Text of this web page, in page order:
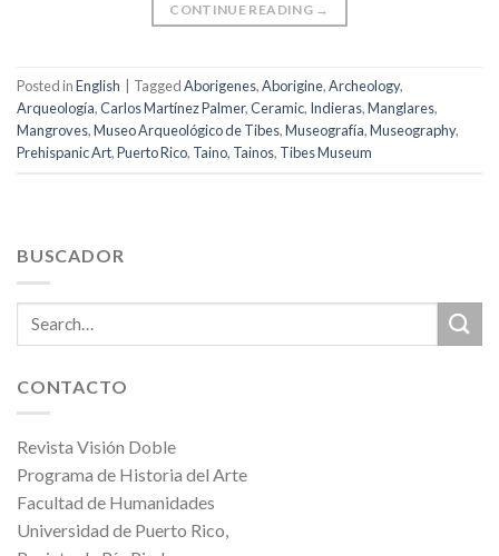
CONTINUE READING →
Posted inEnglish TaggedAborigenes,Aborigine,Archeology,
Arqueología,Carlos Martínez Palmer,Ceramic, Indieras,Manglares,
Mangroves,Museo Arqueológico de Tibes,Museografía,Museography,
Prehispanic Art,Puerto Rico, Taino, Tainos, Tibes Museum
BUSCADOR
CONTACTO
Revista Visión Doble
Programa de Historia del Arte
Facultad de Humanidades
Universidad de Puerto Rico,